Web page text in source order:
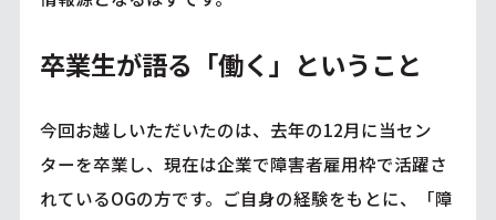
卒業生が語る「働く」ということ
今回お越しいただいたのは、去年の12月に当セン
ターを卒業し、現在は企業で障害者雇用枠で活躍さ
れているOGの方です。ご自身の経験をもとに、「障